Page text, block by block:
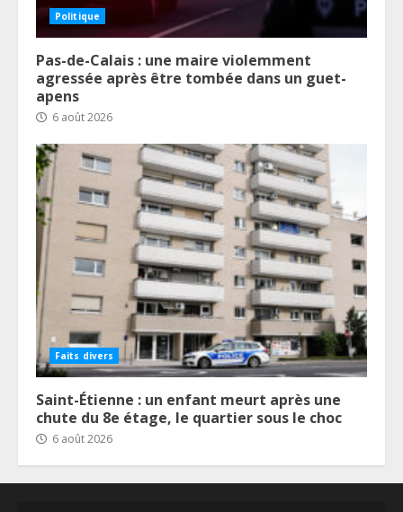
Politique
Pas-de-Calais : une maire violemment
agressée après être tombée dans un guet-
apens
6 août 2026
Faits divers
Saint-Étienne : un enfant meurt après une
chute du 8e étage, le quartier sous le choc
6 août 2026